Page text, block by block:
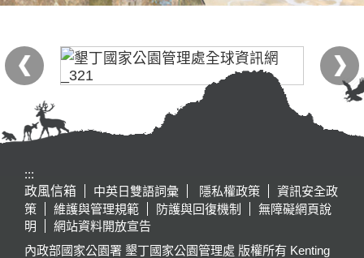
:::
政風信箱
中英日雙語詞彙 隱私權政策
資訊安全政
策
維護與管理規範 防護與回復機制
無障礙網頁說
明
網站資料開放宣告
內政部國家公園署 墾丁國家公園管理處 版權所有 Kenting